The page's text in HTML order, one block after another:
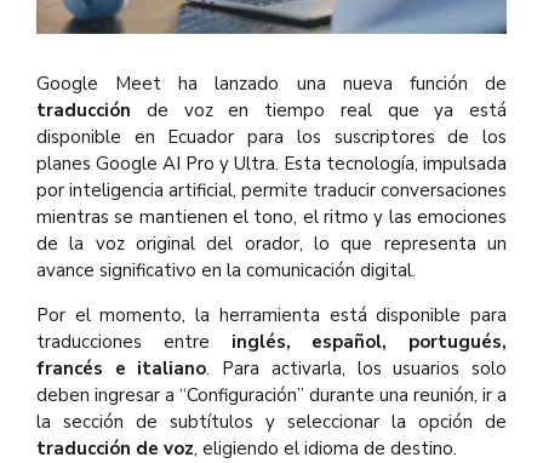
Google Meet ha lanzado una nueva función de
traducción de voz en tiempo real que ya está
disponible en Ecuador para los suscriptores de los
planes Google AI Pro y Ultra. Esta tecnología, impulsada
por inteligencia artificial, permite traducir conversaciones
mientras se mantienen el tono, el ritmo y las emociones
de la voz original del orador, lo que representa un
avance significativo en la comunicación digital.
Por el momento, la herramienta está disponible para
traducciones entre inglés, español, portugués,
francés e italiano. Para activarla, los usuarios solo
deben ingresar a “Configuración” durante una reunión, ir a
la sección de subtítulos y seleccionar la opción de
traducción de voz, eligiendo el idioma de destino.